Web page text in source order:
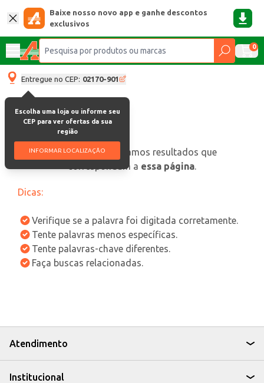
Baixe nosso novo app e ganhe descontos
exclusivos
0
Entregue no CEP: 02170-901
Escolha uma loja ou informe seu
CEP para ver ofertas da sua
região
INFORMAR LOCALIZAÇÃO
oops, não encontramos resultados que
correspondam a essa página.
Dicas:
Verifique se a palavra foi digitada corretamente.
Tente palavras menos específicas.
Tente palavras-chave diferentes.
Faça buscas relacionadas.
Atendimento
Institucional